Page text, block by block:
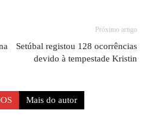
Próximo artigo
Setúbal registou 128 ocorrências
devido à tempestade Kristin
Mais do autor